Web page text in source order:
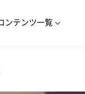
ンテンツ一覧